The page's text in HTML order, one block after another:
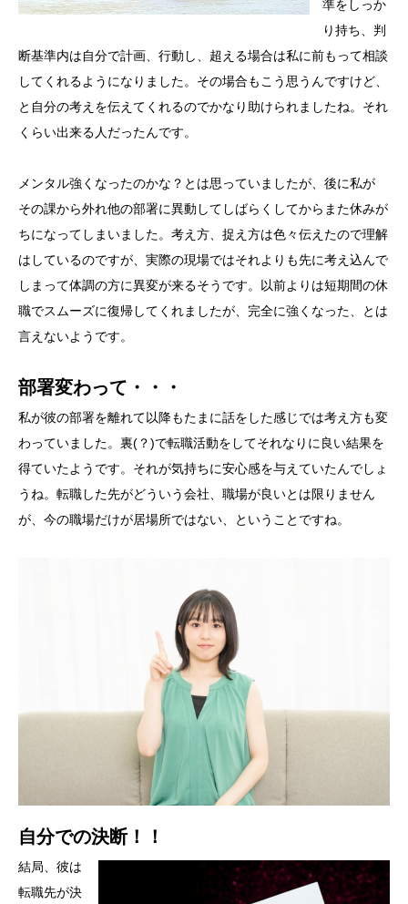
準をしっか
り持ち、判
断基準内は自分で計画、行動し、超える場合は私に前もって相談
してくれるようになりました。その場合もこう思うんですけど、
と自分の考えを伝えてくれるのでかなり助けられましたね。それ
くらい出来る人だったんです。
メンタル強くなったのかな？とは思っていましたが、後に私が
その課から外れ他の部署に異動してしばらくしてからまた休みが
ちになってしまいました。考え方、捉え方は色々伝えたので理解
はしているのですが、実際の現場ではそれよりも先に考え込んで
しまって体調の方に異変が来るそうです。以前よりは短期間の休
職でスムーズに復帰してくれましたが、完全に強くなった、とは
言えないようです。
部署変わって・・・
私が彼の部署を離れて以降もたまに話をした感じでは考え方も変
わっていました。裏(？)で転職活動をしてそれなりに良い結果を
得ていたようです。それが気持ちに安心感を与えていたんでしょ
うね。転職した先がどういう会社、職場が良いとは限りません
が、今の職場だけが居場所ではない、ということですね。
自分での決断！！
結局、彼は
転職先が決